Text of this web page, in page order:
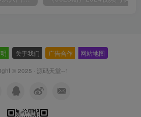
关于我们 广告合作 网站地图
© 2025 · 源码天堂--1